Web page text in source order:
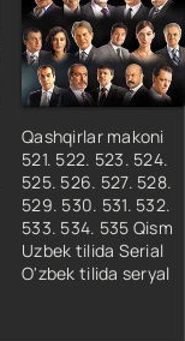
Qashqirlar makoni
521. 522. 523. 524.
525. 526. 527. 528.
529. 530. 531. 532.
533. 534. 535 Qism
Uzbek tilida Serial
O'zbek tilida seryal